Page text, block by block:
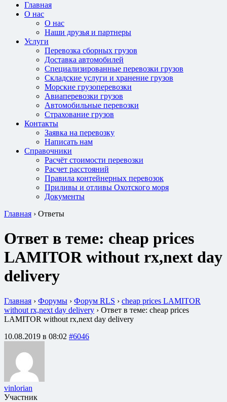
Главная
О нас
О нас
Наши друзья и партнеры
Услуги
Перевозка сборных грузов
Доставка автомобилей
Специализированные перевозки грузов
Складские услуги и хранение грузов
Морские грузоперевозки
Авиаперевозки грузов
Автомобильные перевозки
Страхование грузов
Контакты
Заявка на перевозку
Написать нам
Справочники
Расчёт стоимости перевозки
Расчет расстояний
Правила контейнерных перевозок
Приливы и отливы Охотского моря
Документы
Главная › Ответы
Ответ в теме: cheap prices
LAMITOR without rx,next day
delivery
Главная › Форумы › Форум RLS › cheap prices LAMITOR
without rx,next day delivery › Ответ в теме: cheap prices
LAMITOR without rx,next day delivery
10.08.2019 в 08:02 #6046
vinlorian
Участник